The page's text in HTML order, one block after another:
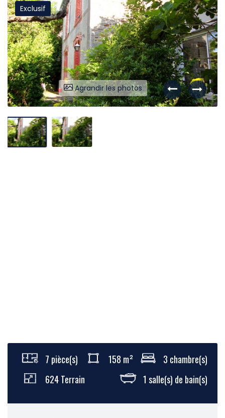
Liens utiles Partenaires Nos avis Nos outils
Agrandir les photos
Exclusif
7 pièce(s) 158 m²
3 chambre(s)
624 Terrain
1 salle(s) de bain(s)